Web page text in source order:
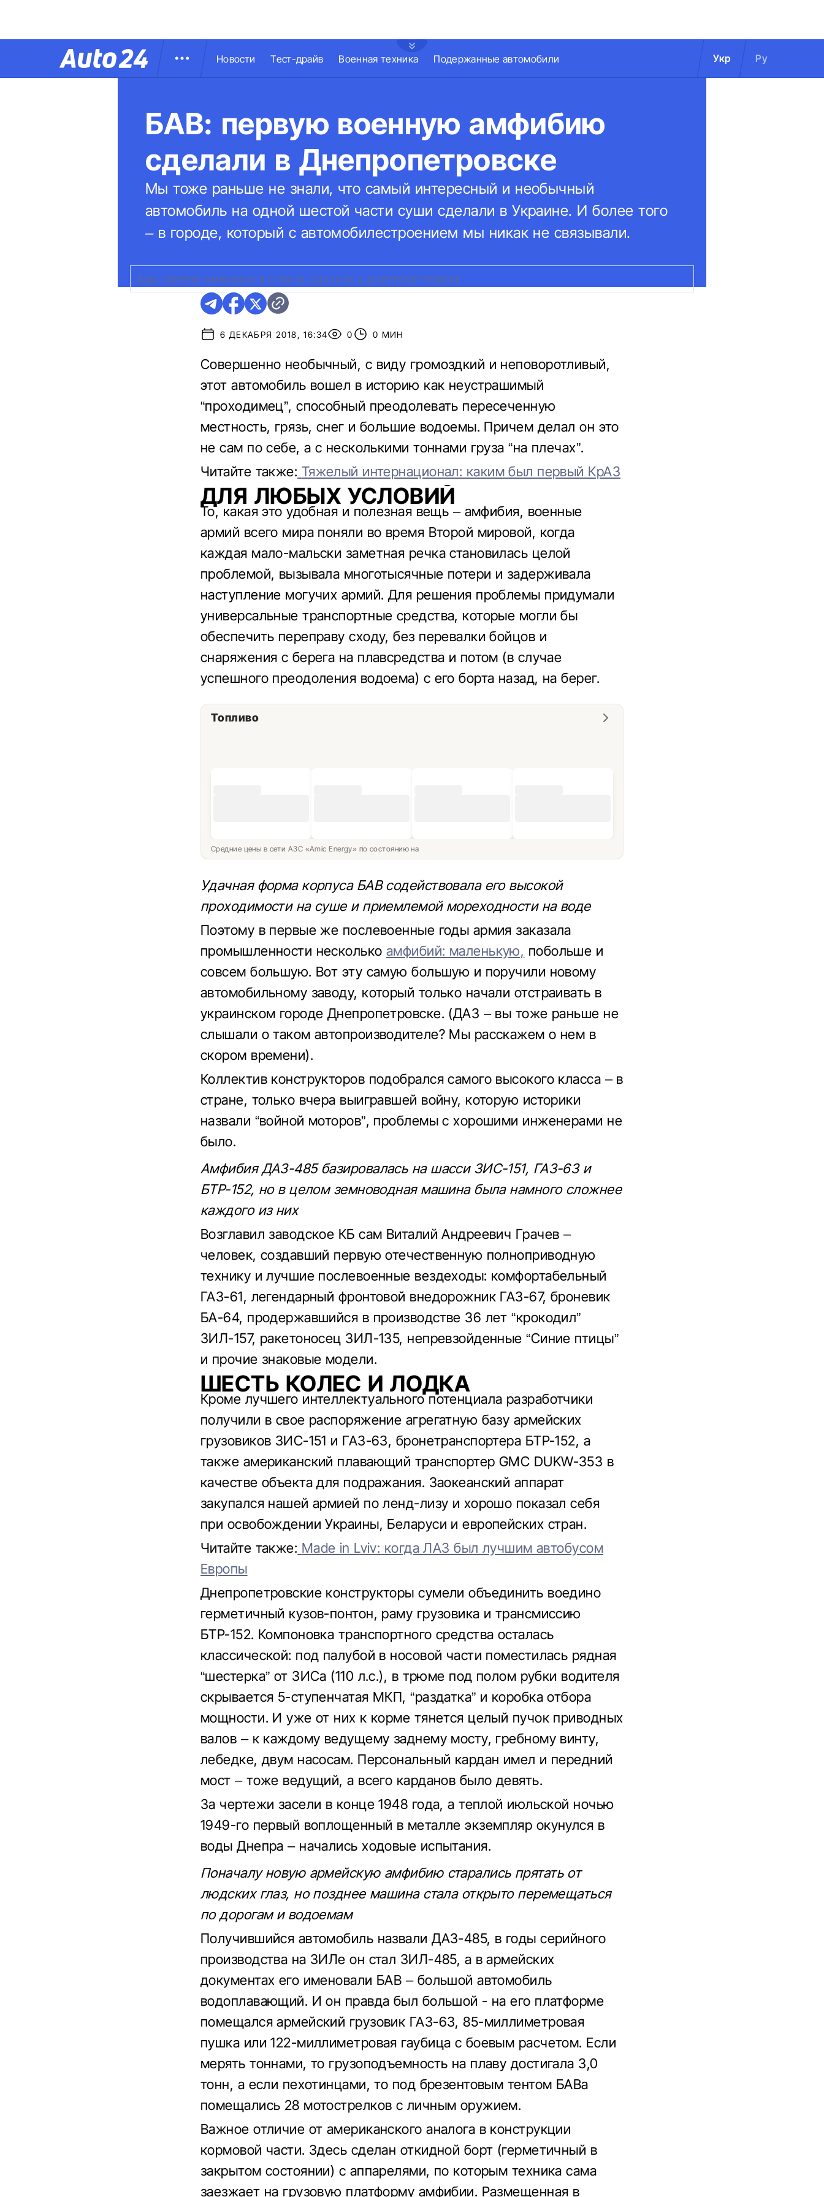
Новости Тест-драйв Военная техника Подержанные автомобили Укр Ру
БАВ: первую военную амфибию
сделали в Днепропетровске
Мы тоже раньше не знали, что самый интересный и необычный
автомобиль на одной шестой части суши сделали в Украине. И более того
– в городе, который с автомобилестроением мы никак не связывали.
БАВ: ПЕРВУЮ АМФИБИЮ В СТРАНЕ СДЕЛАЛИ В ДНЕПРОПЕТРОВСКЕ
6 ДЕКАБРЯ 2018, 16:34 0 0 МИН
Совершенно необычный, с виду громоздкий и неповоротливый,
этот автомобиль вошел в историю как неустрашимый
“проходимец”, способный преодолевать пересеченную
местность, грязь, снег и большие водоемы. Причем делал он это
не сам по себе, а с несколькими тоннами груза “на плечах”.
Читайте также: Тяжелый интернационал: каким был первый КрАЗ
ДЛЯ ЛЮБЫХ УСЛОВИЙ
То, какая это удобная и полезная вещь – амфибия, военные
армий всего мира поняли во время Второй мировой, когда
каждая мало-мальски заметная речка становилась целой
проблемой, вызывала многотысячные потери и задерживала
наступление могучих армий. Для решения проблемы придумали
универсальные транспортные средства, которые могли бы
обеспечить переправу сходу, без перевалки бойцов и
снаряжения с берега на плавсредства и потом (в случае
успешного преодоления водоема) с его борта назад, на берег.
Топливо
Средние цены в сети АЗС «Amic Energy» по состоянию на
Удачная форма корпуса БАВ содействовала его высокой
проходимости на суше и приемлемой мореходности на воде
Поэтому в первые же послевоенные годы армия заказала
промышленности несколькоамфибий: маленькую, побольше и
совсем большую. Вот эту самую большую и поручили новому
автомобильному заводу, который только начали отстраивать в
украинском городе Днепропетровске. (ДАЗ – вы тоже раньше не
слышали о таком автопроизводителе? Мы расскажем о нем в
скором времени).
Коллектив конструкторов подобрался самого высокого класса – в
стране, только вчера выигравшей войну, которую историки
назвали “войной моторов”, проблемы с хорошими инженерами не
было.
Амфибия ДАЗ-485 базировалась на шасси ЗИС-151, ГАЗ-63 и
БТР-152, но в целом земноводная машина была намного сложнее
каждого из них
Возглавил заводское КБ сам Виталий Андреевич Грачев –
человек, создавший первую отечественную полноприводную
технику и лучшие послевоенные вездеходы: комфортабельный
ГАЗ-61, легендарный фронтовой внедорожник ГАЗ-67, броневик
БА-64, продержавшийся в производстве 36 лет “крокодил”
ЗИЛ-157, ракетоносец ЗИЛ-135, непревзойденные “Синие птицы”
и прочие знаковые модели.
ШЕСТЬ КОЛЕС И ЛОДКА
Кроме лучшего интеллектуального потенциала разработчики
получили в свое распоряжение агрегатную базу армейских
грузовиков ЗИС-151 и ГАЗ-63, бронетранспортера БТР-152, а
также американский плавающий транспортер GMC DUKW-353 в
качестве объекта для подражания. Заокеанский аппарат
закупался нашей армией по ленд-лизу и хорошо показал себя
при освобождении Украины, Беларуси и европейских стран.
Читайте также: Made in Lviv: когда ЛАЗ был лучшим автобусом
Европы
Днепропетровские конструкторы сумели объединить воедино
герметичный кузов-понтон, раму грузовика и трансмиссию
БТР-152. Компоновка транспортного средства осталась
классической: под палубой в носовой части поместилась рядная
“шестерка” от ЗИСа (110 л.с.), в трюме под полом рубки водителя
скрывается 5-ступенчатая МКП, “раздатка” и коробка отбора
мощности. И уже от них к корме тянется целый пучок приводных
валов – к каждому ведущему заднему мосту, гребному винту,
лебедке, двум насосам. Персональный кардан имел и передний
мост – тоже ведущий, а всего карданов было девять.
За чертежи засели в конце 1948 года, а теплой июльской ночью
1949-го первый воплощенный в металле экземпляр окунулся в
воды Днепра – начались ходовые испытания.
Поначалу новую армейскую амфибию старались прятать от
людских глаз, но позднее машина стала открыто перемещаться
по дорогам и водоемам
Получившийся автомобиль назвали ДАЗ-485, в годы серийного
производства на ЗИЛе он стал ЗИЛ-485, а в армейских
документах его именовали БАВ – большой автомобиль
водоплавающий. И он правда был большой - на его платформе
помещался армейский грузовик ГАЗ-63, 85-миллиметровая
пушка или 122-миллиметровая гаубица с боевым расчетом. Если
мерять тоннами, то грузоподъемность на плаву достигала 3,0
тонн, а если пехотинцами, то под брезентовым тентом БАВа
помещались 28 мотострелков с личным оружием.
Важное отличие от американского аналога в конструкции
кормовой части. Здесь сделан откидной борт (герметичный в
закрытом состоянии) с аппарелями, по которым техника сама
заезжает на грузовую платформу амфибии. Размещенная в